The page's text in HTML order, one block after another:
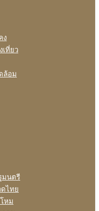
ง
เที่ยว
ล้อม
มนตรี
ไทย
หม